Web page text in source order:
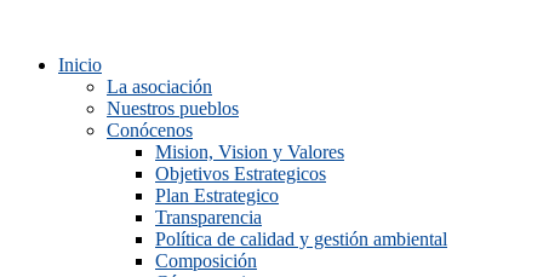
Inicio
La asociación
Nuestros pueblos
Conócenos
Mision, Vision y Valores
Objetivos Estrategicos
Plan Estrategico
Transparencia
Política de calidad y gestión ambiental
Composición